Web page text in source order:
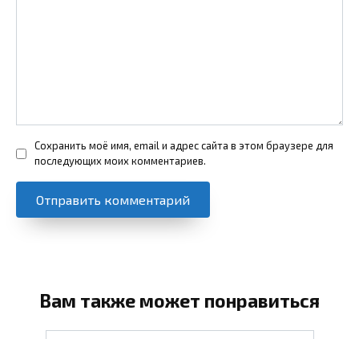
Сохранить моё имя, email и адрес сайта в этом браузере для
последующих моих комментариев.
Вам также может понравиться